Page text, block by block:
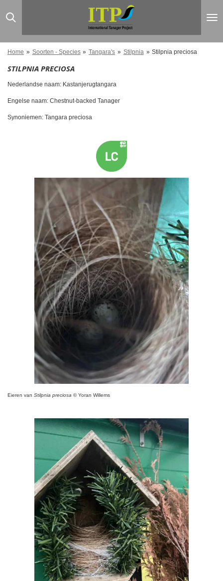
direct
de
hoofdinhoud
Home » Soorten - Species » Tangara's » Stilpnia » Stilpnia preciosa
STILPNIA PRECIOSA
Nederlandse naam: Kastanjerugtangara
Engelse naam: Chestnut-backed Tanager
Synoniemen: Tangara preciosa
Eieren van Stilpnia preciosa © Yoran Willems